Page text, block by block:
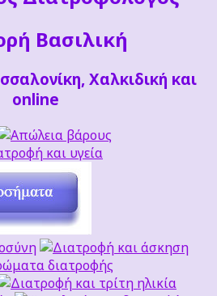
Βασιλική
Χαλκιδική και
online